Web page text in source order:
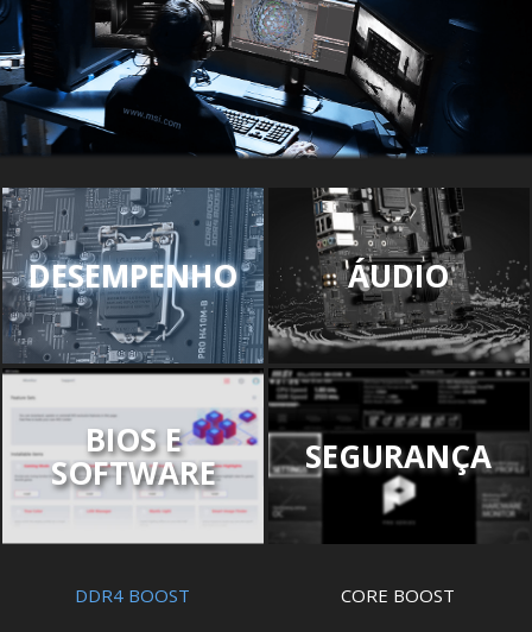
DESEMPENHO ÁUDIO
BIOS E
SOFTWARE SEGURANÇA
DDR4 BOOST CORE BOOST